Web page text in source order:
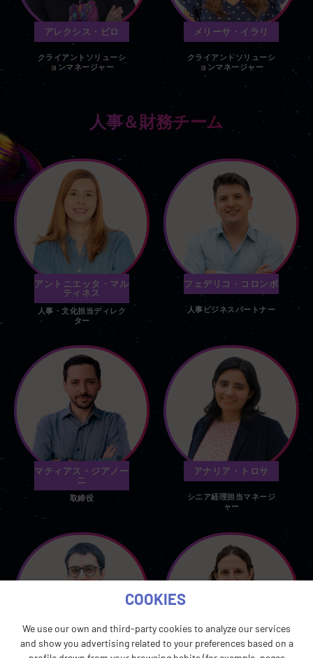
COOKIES
We use our own and third-party cookies to analyze our services
and show you advertising related to your preferences based on a
アレクシス・ビロ
クライアントソリューシ
ョンマネージャー
メリーサ・イラリ
クライアントソリューシ
ョンマネージャー
人事＆財務チーム
アントニエッタ・マル
ティネス
人事・文化担当ディレク
ター
フェデリコ・コロンボ
人事ビジネスパートナー
マティアス・ジアノー
ニ
取締役
アナリア・トロサ
シニア経理担当マネージ
ャー